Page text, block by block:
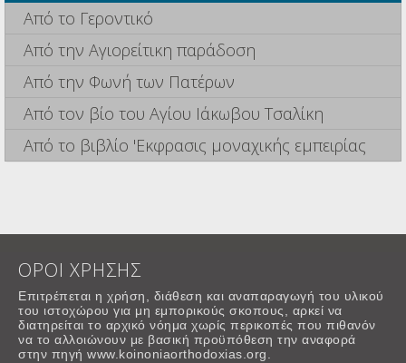
Από το Γεροντικό
Από την Αγιορείτικη παράδοση
Από την Φωνή των Πατέρων
Από τον βίο του Αγίου Ιάκωβου Τσαλίκη
Από το βιβλίο 'Εκφρασις μοναχικής εμπειρίας
ΟΡΟΙ ΧΡΗΣΗΣ
Επιτρέπεται η χρήση, διάθεση και αναπαραγωγή του υλικού
του ιστοχώρου για μη εμπορικούς σκοπους, αρκεί να
διατηρείται το αρχικό νόημα χωρίς περικοπές που πιθανόν
να το αλλοιώνουν με βασική προϋπόθεση την αναφορά
στην πηγή www.koinoniaorthodoxias.org.